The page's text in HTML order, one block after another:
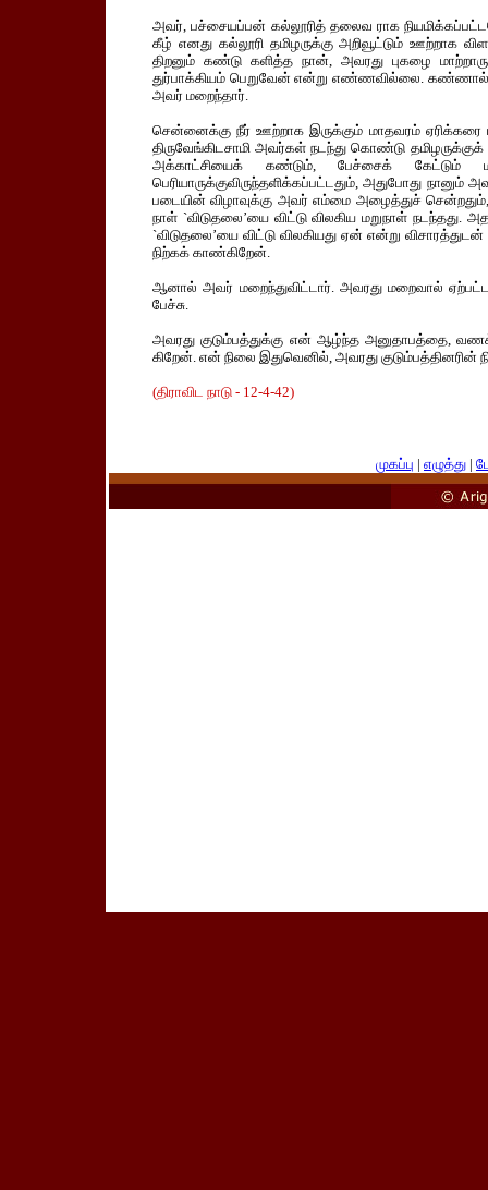
அவர், பச்சையப்பன் கல்லூரித் தலைவ ராக
கீழ் எனது கல்லூரி தமிழருக்கு அறிவூட்டும் ஊற்றாக
திறனும் கண்டு களித்த நான், அவரது புகழை
துர்பாக்கியம் பெறுவேன் என்று எண்ணவில்லை. கண்ணால்
அவர் மறைந்தார்.
சென்னைக்கு நீர் ஊற்றாக இருக்கும் மாதவரம் ஏரிக்கரை
திருவேங்கிடசாமி அவர்கள் நடந்து கொண்டு
அக்காட்சியைக் கண்டும், பேச்சைக் கேட்டும்
பெரியாருக்குவிருந்தளிக்கப்பட்டதும், அதுபோது
படையின் விழாவுக்கு அவர் எம்மை அழைத்துச்
நாள் `விடுதலை’யை விட்டு விலகிய மறுநாள்
`விடுதலை’யை விட்டு விலகியது ஏன் என்று
நிற்கக் காண்கிறேன்.
ஆனால் அவர் மறைந்துவிட்டார். அவரது மறைவால்
பேச்சு.
அவரது குடும்பத்துக்கு என் ஆழ்ந்த அனுதாபத்தை,
கிறேன். என் நிலை இதுவெனில், அவரது குடும்பத்தினரின்
(திராவிட நாடு - 12-4-42)
முகப்பு | எழுத்து |